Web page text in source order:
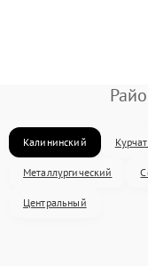
Калининский
Металлургический
Центральный